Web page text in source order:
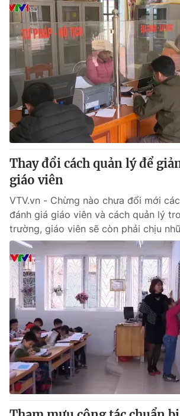
Thay đổi cách quản lý để
giáo viên
VTV.vn - Chừng nào chưa đổi mới
đánh giá giáo viên và cách quản lý
trường, giáo viên sẽ còn phải chịu